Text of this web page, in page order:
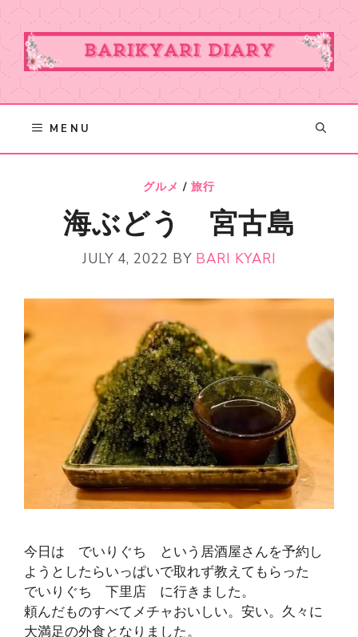
Skip
to
content
MENU
グルメ / 旅行
海ぶどう 宮古島
JULY 4, 2022 BY BARI KYARI
今日は でいりぐち という居酒屋さんを予約し
ようとしたらいっぱいで取れず教えてもらった
でいりぐち 下里店 に行きました。
頼んだものすべてメチャおいしい。安い。久々に
大満足の外食となりました。